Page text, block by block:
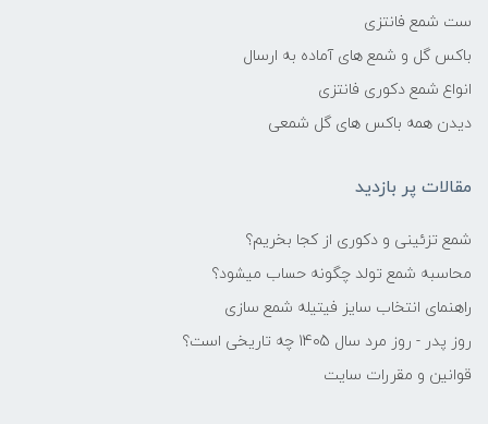
ست شمع فانتزی
باکس گل و شمع های آماده به ارسال
انواع شمع دکوری فانتزی
دیدن همه باکس های گل شمعی
مقالات پر بازدید
شمع تزئینی و دکوری از کجا بخریم؟
محاسبه شمع تولد چگونه حساب میشود؟
راهنمای انتخاب سایز فیتیله شمع سازی
روز پدر - روز مرد سال 1405 چه تاریخی است؟
قوانین و مقررات سایت